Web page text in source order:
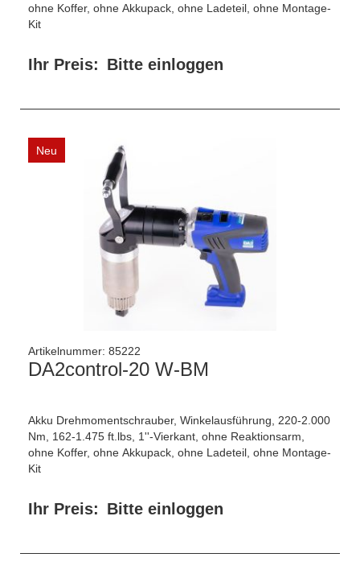
ohne Koffer, ohne Akkupack, ohne Ladeteil, ohne Montage-
Kit
Ihr Preis: Bitte einloggen
Neu
Artikelnummer: 85222
DA2control-20 W-BM
Akku Drehmomentschrauber, Winkelausführung, 220-2.000
Nm, 162-1.475 ft.lbs, 1''-Vierkant, ohne Reaktionsarm,
ohne Koffer, ohne Akkupack, ohne Ladeteil, ohne Montage-
Kit
Ihr Preis: Bitte einloggen